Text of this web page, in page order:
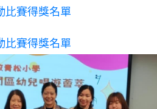
比賽得獎名單
比賽得獎名單